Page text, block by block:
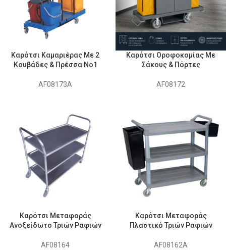
Καρότσι Καμαριέρας Με 2
Κουβάδες & Πρέσσα No1
AF08173A
Καρότσι Οροφοκομίας Με
Σάκους & Πόρτες
AF08172
Καρότσι Μεταφοράς
Ανοξείδωτο Τριών Ραφιών
AF08164
Καρότσι Μεταφοράς
Πλαστικό Τριών Ραφιών
AF08162A